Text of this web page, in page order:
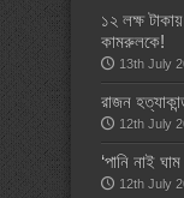
১২ লক্ষ
কামরুলকে!
13th July
রাজন
12th July
‘পানি নাই
12th July